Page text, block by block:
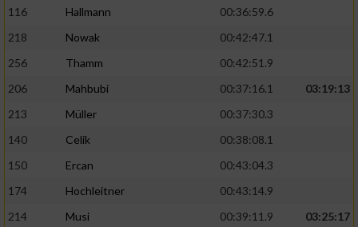
116
Hallmann
00:36:59.6
218
Nowak
00:42:47.1
256
Thamm
00:42:51.9
206
Mahbubi 00:37:16.1
03:19:13
213
Müller
00:37:30.3
140
Celik
00:38:08.1
150
Ercan
00:43:04.3
174
Hochleitner
00:43:14.9
214
Musi 00:39:11.9
03:25:17